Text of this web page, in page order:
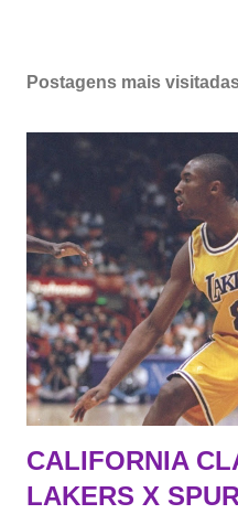
Postagens mais
CALIFORNIA
LAKERS X